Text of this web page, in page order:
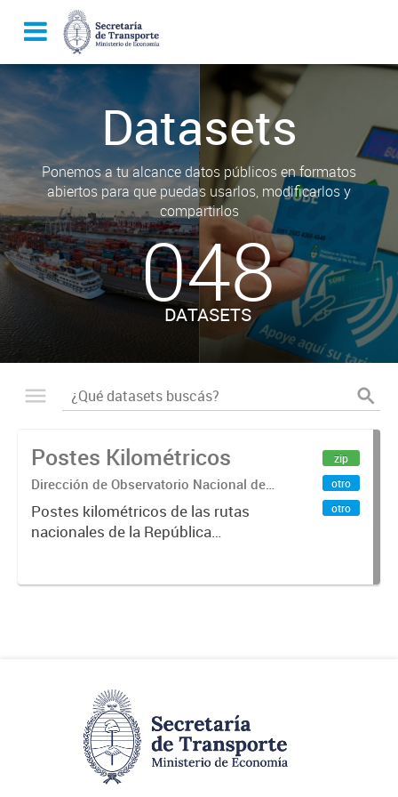
Datasets
Ponemos a tu alcance datos públicos en formatos
abiertos para que puedas usarlos, modificarlos y
compartirlos
048
DATASETS
Postes Kilométricos
Dirección de Observatorio Nacional de
Transporte
Postes kilométricos de las rutas
nacionales de la República
2019 .-
zip
otro
otro